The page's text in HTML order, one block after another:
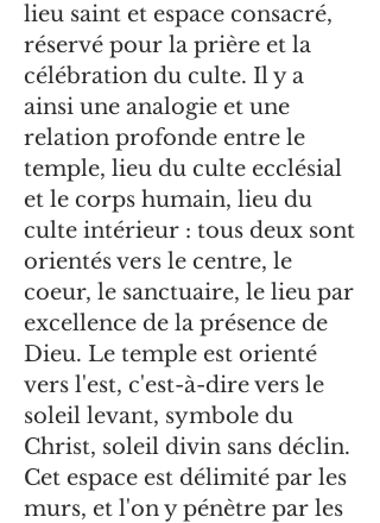
lieu saint et espace consacré,
réservé pour la prière et la
célébration du culte. Il y a
ainsi une analogie et une
relation profonde entre le
temple, lieu du culte ecclésial
et le corps humain, lieu du
culte intérieur : tous deux sont
orientés vers le centre, le
coeur, le sanctuaire, le lieu par
excellence de la présence de
Dieu. Le temple est orienté
vers l'est, c'est-à-dire vers le
soleil levant, symbole du
Christ, soleil divin sans déclin.
Cet espace est délimité par les
murs, et l'on y pénètre par les